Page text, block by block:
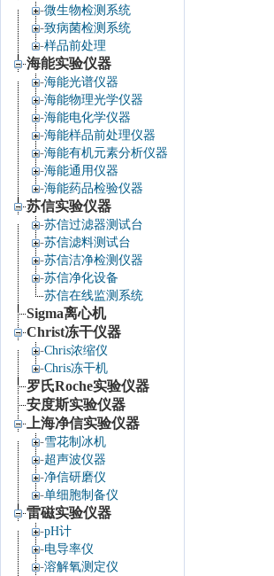
微生物检测系统
致病菌检测系统
样品前处理
海能实验仪器
海能光谱仪器
海能物理光学仪器
海能电化学仪器
海能样品前处理仪器
海能有机元素分析仪器
海能通用仪器
海能药品检验仪器
苏信实验仪器
苏信过滤器测试台
苏信滤料测试台
苏信洁净检测仪器
苏信净化设备
苏信在线监测系统
Sigma离心机
Christ冻干仪器
Chris浓缩仪
Chris冻干机
罗氏Roche实验仪器
安度斯实验仪器
上海净信实验仪器
雪花制冰机
超声波仪器
净信研磨仪
单细胞制备仪
雷磁实验仪器
pH计
电导率仪
溶解氧测定仪